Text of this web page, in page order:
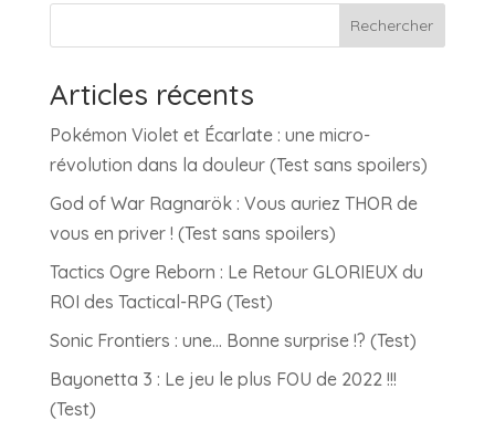
Rechercher
Articles récents
Pokémon Violet et Écarlate : une micro-
révolution dans la douleur (Test sans spoilers)
God of War Ragnarök : Vous auriez THOR de
vous en priver ! (Test sans spoilers)
Tactics Ogre Reborn : Le Retour GLORIEUX du
ROI des Tactical-RPG (Test)
Sonic Frontiers : une… Bonne surprise !? (Test)
Bayonetta 3 : Le jeu le plus FOU de 2022 !!!
(Test)